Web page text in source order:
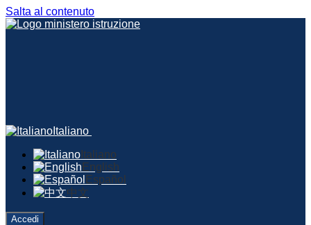
Salta al contenuto
Italiano
Italiano
English
Español
中文
Accedi